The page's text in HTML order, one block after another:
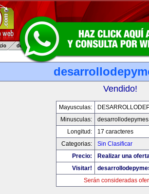
Vendido!
Mayusculas:
Minusculas:
Longitud:
17 caracteres
Categorias:
Sin Clasificar
Precio:
Realizar una
Visitar!
Serán consideradas